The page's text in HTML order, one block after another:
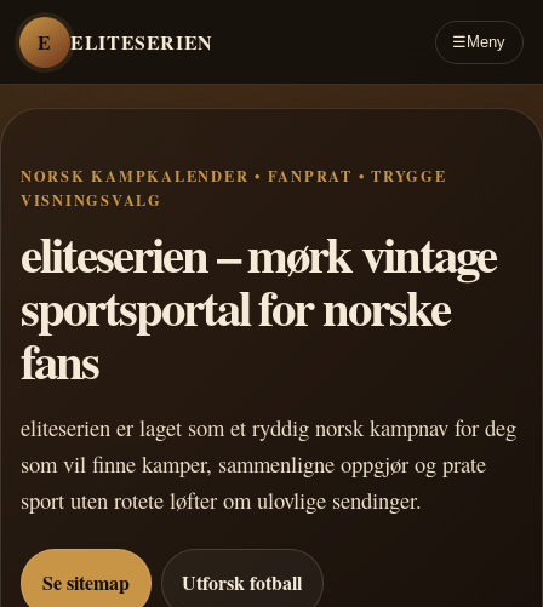
E ELITESERIEN ☰ Meny
NORSK KAMPKALENDER • FANPRAT • TRYGGE
VISNINGSVALG
eliteserien – mørk vintage
sportsportal for norske
fans
eliteserien er laget som et ryddig norsk kampnav for deg
som vil finne kamper, sammenligne oppgjør og prate
sport uten rotete løfter om ulovlige sendinger.
Se sitemap Utforsk fotball